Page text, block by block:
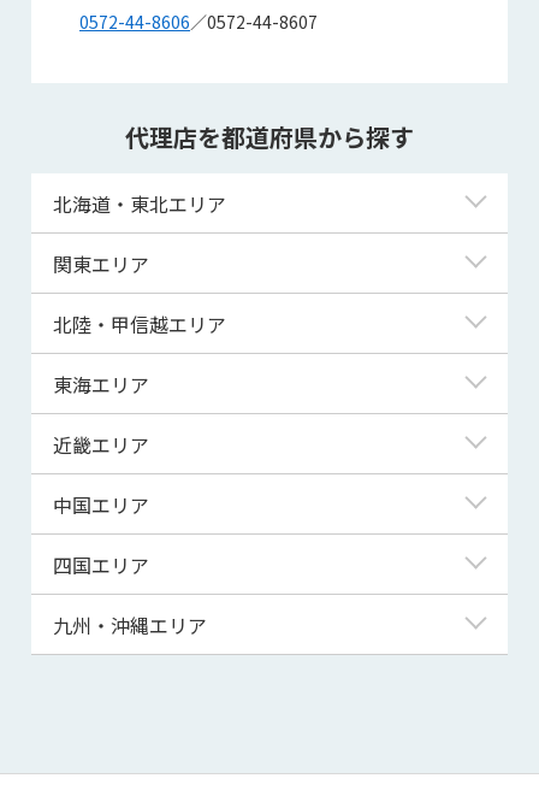
0572-44-8606／0572-44-8607
代理店を都道府県から探す
北海道・東北エリア
北海道
青森県
宮城県
秋田県
山形県
関東エリア
東京都
神奈川県
埼玉県
千葉県
茨城県
群馬県
北陸・甲信越エリア
新潟県
富山県
福井県
山梨県
長野県
東海エリア
岐阜県
静岡県
三重県
近畿エリア
滋賀県
京都府
大阪府
兵庫県
和歌山県
中国エリア
鳥取県
島根県
山口県
四国エリア
徳島県
高知県
九州・沖縄エリア